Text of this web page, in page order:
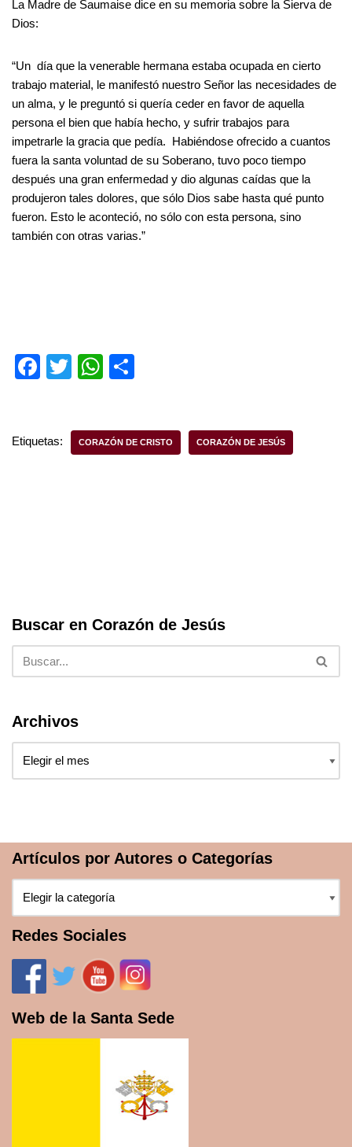
La Madre de Saumaise dice en su memoria sobre la Sierva de
Dios:
“Un día que la venerable hermana estaba ocupada en cierto
trabajo material, le manifestó nuestro Señor las necesidades de
un alma, y le preguntó si quería ceder en favor de aquella
persona el bien que había hecho, y sufrir trabajos para
impetrarle la gracia que pedía. Habiéndose ofrecido a cuantos
fuera la santa voluntad de su Soberano, tuvo poco tiempo
después una gran enfermedad y dio algunas caídas que la
produjeron tales dolores, que sólo Dios sabe hasta qué punto
fueron. Esto le aconteció, no sólo con esta persona, sino
también con otras varias.”
F
e
T
er
W
s
e
Etiquetas: CORAZÓN DE CRISTO CORAZÓN DE JESÚS
Buscar en Corazón de Jesús
Archivos
Artículos por Autores o Categorías
Redes Sociales
Web de la Santa Sede